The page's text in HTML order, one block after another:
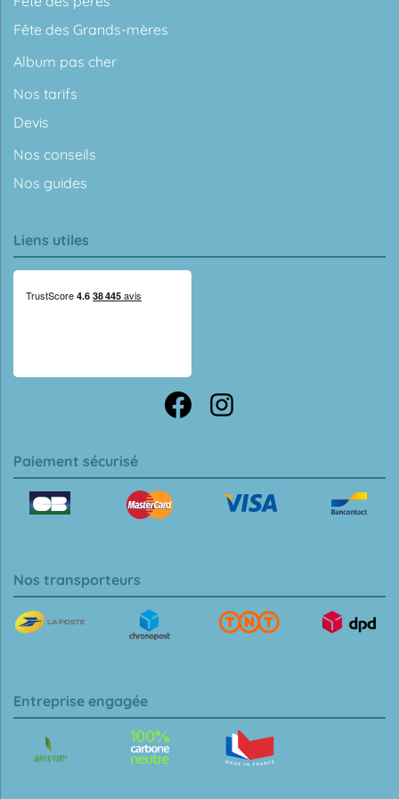
Fête des Grands-mères
Album pas cher
Nos tarifs
Devis
Nos conseils
Nos guides
Liens utiles
Paiement sécurisé
Nos transporteurs
Entreprise engagée